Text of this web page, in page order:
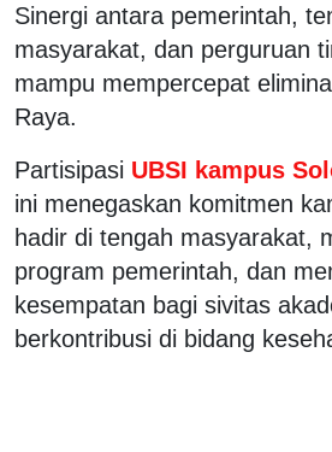
Sinergi antara pemerintah,
masyarakat, dan perguruan
mampu mempercepat
Raya.
Partisipasi UBSI kampus
ini menegaskan komitmen
hadir di tengah masyarakat,
program pemerintah, dan
kesempatan bagi sivitas
berkontribusi di bidang